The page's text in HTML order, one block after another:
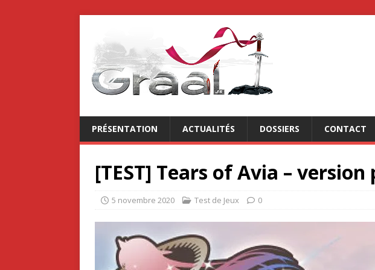
PRÉSENTATION ACTUALITÉS DOSSIERS CONTACT
[TEST] Tears of Avia –
5 novembre 2020 Test de Jeux 0